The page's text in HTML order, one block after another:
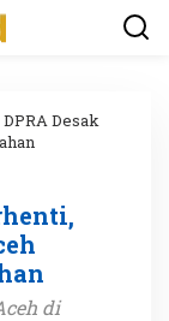
Desak
di